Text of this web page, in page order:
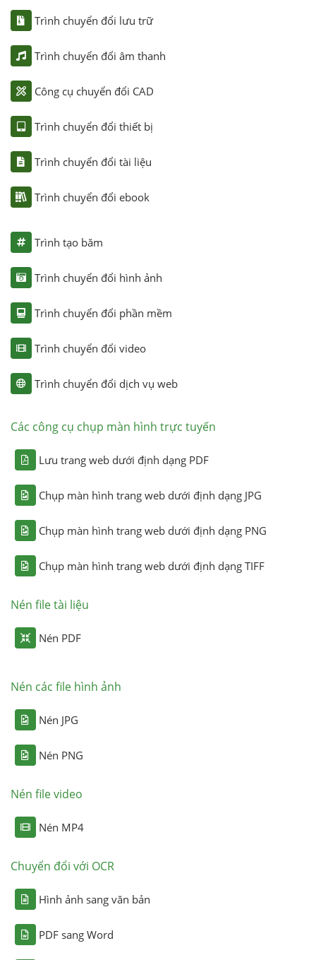
Trình chuyển đổi lưu trữ
Trình chuyển đổi âm thanh
Công cụ chuyển đổi CAD
Trình chuyển đổi thiết bị
Trình chuyển đổi tài liệu
Trình chuyển đổi ebook
Trình tạo băm
Trình chuyển đổi hình ảnh
Trình chuyển đổi phần mềm
Trình chuyển đổi video
Trình chuyển đổi dịch vụ web
Các công cụ chụp màn hình trực tuyến
Lưu trang web dưới định dạng PDF
Chụp màn hình trang web dưới định dạng JPG
Chụp màn hình trang web dưới định dạng PNG
Chụp màn hình trang web dưới định dạng TIFF
Nén file tài liệu
Nén PDF
Nén các file hình ảnh
Nén JPG
Nén PNG
Nén file video
Nén MP4
Chuyển đổi với OCR
Hình ảnh sang văn bản
PDF sang Word